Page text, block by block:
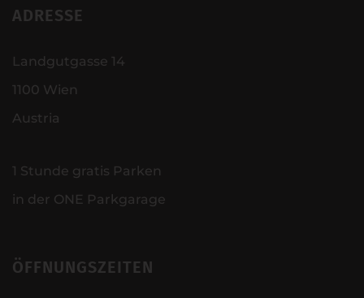
ADRESSE
Landgutgasse 14
1100 Wien
Austria
1 Stunde gratis Parken
in der ONE Parkgarage
ÖFFNUNGSZEITEN